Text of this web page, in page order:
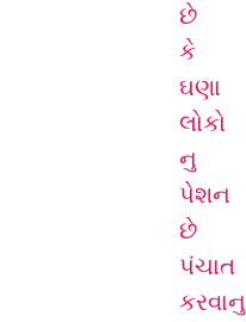
છે
કે
ઘણા
લોકો
નુ
પેશન
છે
પંચાત
કરવાનુ